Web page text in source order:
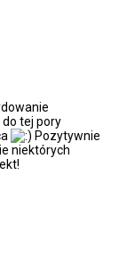
tej pory
Pozytywnie
niektórych